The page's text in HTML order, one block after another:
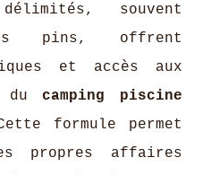
délimités, souvent
pins, offrent
et accès aux
ducamping piscine
formule permet
propres affaires